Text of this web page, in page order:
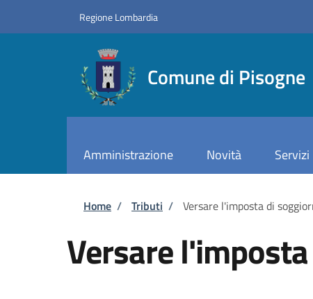
Regione Lombardia
Comune di Pisogne
Amministrazione Novità Servizi
Briciole di pane
Home / Tributi / Versare l'imposta di
Versare